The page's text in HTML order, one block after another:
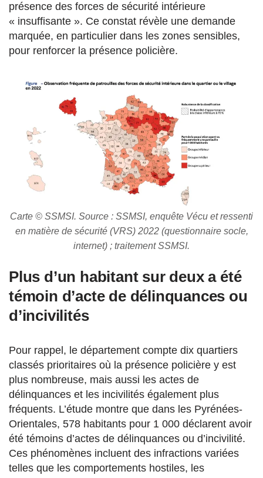
présence des forces de sécurité intérieure
« insuffisante ». Ce constat révèle une demande
marquée, en particulier dans les zones sensibles,
pour renforcer la présence policière.
Carte © SSMSI. Source : SSMSI, enquête Vécu et ressenti
en matière de sécurité (VRS) 2022 (questionnaire socle,
internet) ; traitement SSMSI.
Plus d’un habitant sur deux a été
témoin d’acte de délinquances ou
d’incivilités
Pour rappel, le département compte dix quartiers
classés prioritaires où la présence policière y est
plus nombreuse, mais aussi les actes de
délinquances et les incivilités également plus
fréquents. L’étude montre que dans les Pyrénées-
Orientales, 578 habitants pour 1 000 déclarent avoir
été témoins d’actes de délinquances ou d’incivilité.
Ces phénomènes incluent des infractions variées
telles que les comportements hostiles, les